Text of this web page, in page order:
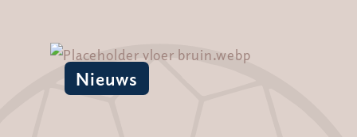
Nieuws